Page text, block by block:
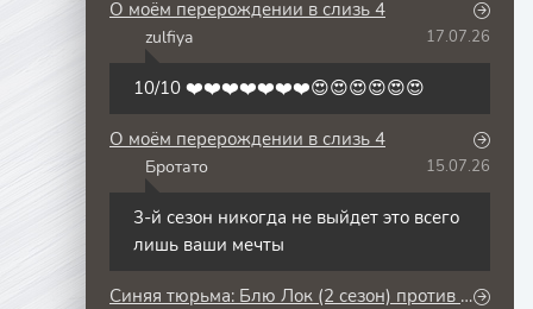
О моём перерождении в слизь 4
zulfiya 17.07.26
10/10 ❤️❤️❤️❤️❤️❤️❤️😍😍😍😍😍😍
О моём перерождении в слизь 4
Бротато 15.07.26
3-й сезон никогда не выйдет это всего
лишь ваши мечты
Синяя тюрьма: Блю Лок (2 сезон) против юношеской сборной Японии